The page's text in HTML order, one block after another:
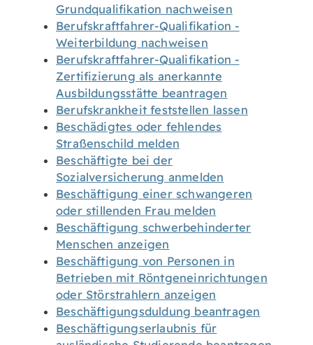
Grundqualifikation nachweisen
Berufskraftfahrer-Qualifikation -
Weiterbildung nachweisen
Berufskraftfahrer-Qualifikation -
Zertifizierung als anerkannte
Ausbildungsstätte beantragen
Berufskrankheit feststellen lassen
Beschädigtes oder fehlendes
Straßenschild melden
Beschäftigte bei der
Sozialversicherung anmelden
Beschäftigung einer schwangeren
oder stillenden Frau melden
Beschäftigung schwerbehinderter
Menschen anzeigen
Beschäftigung von Personen in
Betrieben mit Röntgeneinrichtungen
oder Störstrahlern anzeigen
Beschäftigungsduldung beantragen
Beschäftigungserlaubnis für